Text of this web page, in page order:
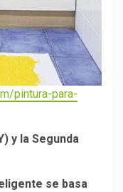
pintura-para-
y la Segunda
se basa